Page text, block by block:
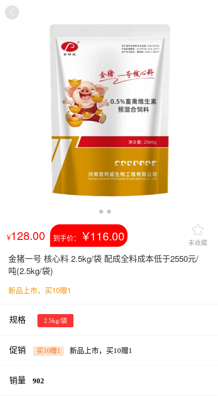
￥128.00 到手价： ￥116.00 未收藏
金猪一号 核心料 2.5kg/袋 配成全料成本低于2550元/
吨(2.5kg/袋)
新品上市，买10赠1
规格 2.5kg/袋
促销 买10赠1 新品上市，买10赠1
销量 902